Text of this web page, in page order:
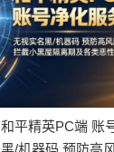
和平精英PC端 账
黑/机器码 预防高